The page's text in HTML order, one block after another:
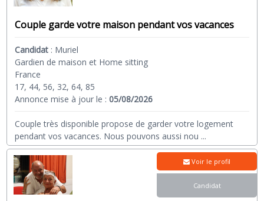
Couple garde votre maison pendant vos vacances
Candidat : Muriel
Gardien de maison et Home sitting
France
17, 44, 56, 32, 64, 85
Annonce mise à jour le :05/08/2026
Couple très disponible propose de garder votre logement
pendant vos vacances. Nous pouvons aussi nou ...
Voir le profil
Candidat